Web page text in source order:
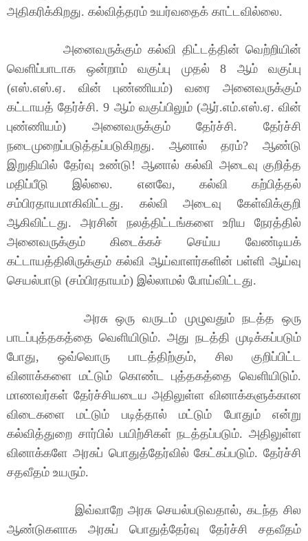
அதிகரிக்கிறது. கல்வித்தரம் உயர்வதைக் காட்டவில்லை.
அனைவருக்கும் கல்வி திட்டத்தின் வெற்றியின்
வெளிப்பாடாக ஒன்றாம் வகுப்பு முதல் 8 ஆம் வகுப்பு
(எஸ்.எஸ்.ஏ. வின் புண்ணியம்) வரை அனைவருக்கும்
கட்டாயத் தேர்ச்சி. 9 ஆம் வகுப்பிலும் (ஆர்.எம்.எஸ்.ஏ. வின்
புண்ணியம்) அனைவருக்கும் தேர்ச்சி. தேர்ச்சி
நடைமுறைப்படுத்தப்படுகிறது. ஆனால் தரம்? ஆண்டு
இறுதியில் தேர்வு உண்டு! ஆனால் கல்வி அடைவு குறித்த
மதிப்பீடு இல்லை. எனவே, கல்வி கற்பித்தல்
சம்பிரதாயமாகிவிட்டது. கல்வி அடைவு கேள்விக்குறி
ஆகிவிட்டது. அரசின் நலத்திட்டங்களை உரிய நேரத்தில்
அனைவருக்கும் கிடைக்கச் செய்ய வேண்டியக்
கட்டாயத்திலிருக்கும் கல்வி ஆய்வாளர்களின் பள்ளி ஆய்வு
செயல்பாடு (சம்பிரதாயம்) இல்லாமல் போய்விட்டது.
அரசு ஒரு வருடம் முழுவதும் நடத்த ஒரு
பாடப்புத்தகத்தை வெளியிடும். அது நடத்தி முடிக்கப்படும்
போது, ஒவ்வொரு பாடத்திற்கும், சில குறிப்பிட்ட
வினாக்களை மட்டும் கொண்ட புத்தகத்தை வெளியிடும்.
மாணவர்கள் தேர்ச்சியடைய அதிலுள்ள வினாக்களுக்கான
விடைகளை மட்டும் படித்தால் மட்டும் போதும் என்று
கல்வித்துறை சார்பில் பயிற்சிகள் நடத்தப்படும். அதிலுள்ள
வினாக்களே அரசுப் பொதுத்தேர்வில் கேட்கப்படும். தேர்ச்சி
சதவீதம் உயரும்.
இவ்வாறே அரசு செயல்படுவதால், கடந்த சில
ஆண்டுகளாக அரசுப் பொதுத்தேர்வு தேர்ச்சி சதவீதம்